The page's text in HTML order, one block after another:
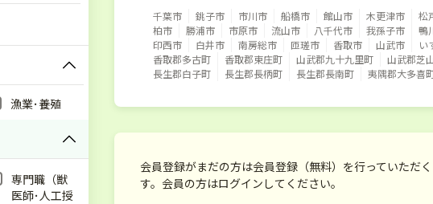
漁業･養殖
専門職（獣
医師･人工授
千葉市 銚子市 市川市 船橋市 館山市 木更津市 松
柏市
勝浦市 市原市 流山市 八千代市 我孫子市 鴨
印西市
白井市 南房総市 匝瑳市 香取市 山武市 い
香取郡多古町
香取郡東庄町 山武郡九十九里町 山武郡芝
長生郡白子町
長生郡長柄町 長生郡長南町 夷隅郡大多喜
会員登録がまだの方は会員登録（無料）を行っていただ
す。会員の方はログインしてください。